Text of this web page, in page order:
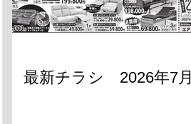
最新チラシ 2026年7月